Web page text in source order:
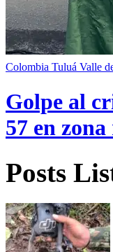
Colombia Tuluá Valle
Golpe al
57 en
Posts